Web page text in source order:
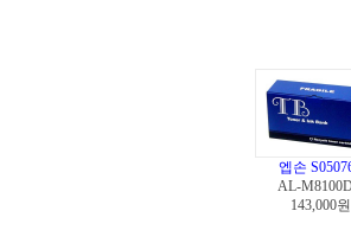
엡손
AL-
143,000원